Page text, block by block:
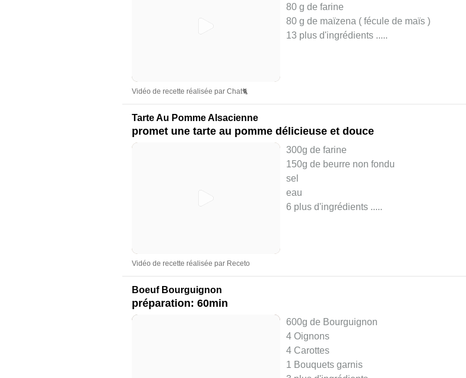
80 g de farine
80 g de maïzena ( fécule de maïs )
13 plus d'ingrédients ..
Vidéo de recette réalisée par Chat🐈
Tarte Au Pomme Alsacienne
promet une tarte au pomme délicieuse et douce
300g de farine
150g de beurre non fondu
sel
eau
6 plus d'ingrédients .....
Vidéo de recette réalisée par Receto
Boeuf Bourguignon
préparation: 60min
600g de Bourguignon
4 Oignons
4 Carottes
1 Bouquets garnis